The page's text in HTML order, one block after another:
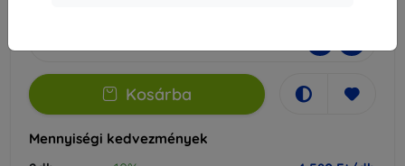
Kosárba
Mennyiségi kedvezmények